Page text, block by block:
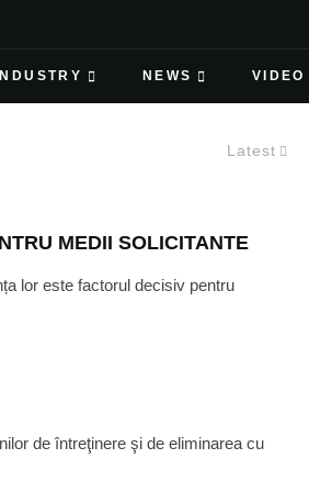
INDUSTRY NEWS VIDEO
Latest
MEDII SOLICITANTE
lor este factorul decisiv pentru
de întreţinere şi de eliminarea cu